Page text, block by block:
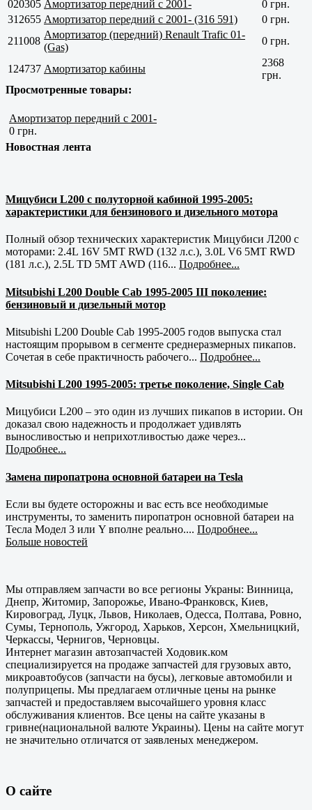
020305 Амортизатор передний с 2001-
0 грн.
312655 Амортизатор передний с 2001- (316 591)
0 грн.
211008
Амортизатор (передний) Renault Trafic 01-
(Gas)
0 грн.
124737 Амортизатор кабины
2368
грн.
Просмотренные товары:
Амортизатор передний с 2001-
0 грн.
Новостная лента
Мицубиси L200 с полуторной кабиной 1995-2005:
характеристики для бензинового и дизельного мотора
Полный обзор технических характеристик Мицубиси Л200 с
моторами: 2.4L 16V 5MT RWD (132 л.с.), 3.0L V6 5MT RWD
(181 л.с.), 2.5L TD 5MT AWD (116... Подробнее...
Mitsubishi L200 Double Cab 1995-2005 III поколение:
бензиновый и дизельный мотор
Mitsubishi L200 Double Cab 1995-2005 годов выпуска стал
настоящим прорывом в сегменте среднеразмерных пикапов.
Сочетая в себе практичность рабочего... Подробнее...
Mitsubishi L200 1995-2005: третье поколение, Single Cab
Мицубиси L200 – это один из лучших пикапов в истории. Он
доказал свою надежность и продолжает удивлять
выносливостью и неприхотливостью даже через...
Подробнее...
Замена пиропатрона основной батареи на Tesla
Если вы будете осторожны и вас есть все необходимые
инструменты, то заменить пиропатрон основной батареи на
Тесла Модел 3 или Y вполне реально.... Подробнее...
Больше новостей
Мы отправляем запчасти во все регионы Украны: Винница,
Днепр, Житомир, Запорожье, Ивано-Франковск, Киев,
Кировоград, Луцк, Львов, Николаев, Одесса, Полтава, Ровно,
Сумы, Тернополь, Ужгород, Харьков, Херсон, Хмельницкий,
Черкассы, Чернигов, Черновцы.
Интернет магазин автозапчастей Ходовик.ком
специализируется на продаже запчастей для грузовых авто,
микроавтобусов (запчасти на бусы), легковые автомобили и
полуприцепы. Мы предлагаем отличные цены на рынке
запчастей и предоставляем высочайшего уровня класс
обслуживания клиентов. Все цены на сайте указаны в
гривне(национальной валюте Украины). Цены на сайте могут
не значительно отличатся от заявленых менеджером.
О сайте